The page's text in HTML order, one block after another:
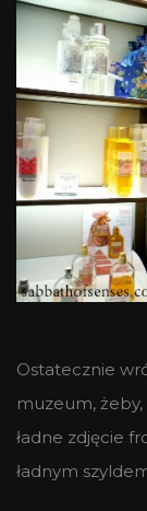
Ostatecznie
muzeum,
ładne zdjęcie
ładnym